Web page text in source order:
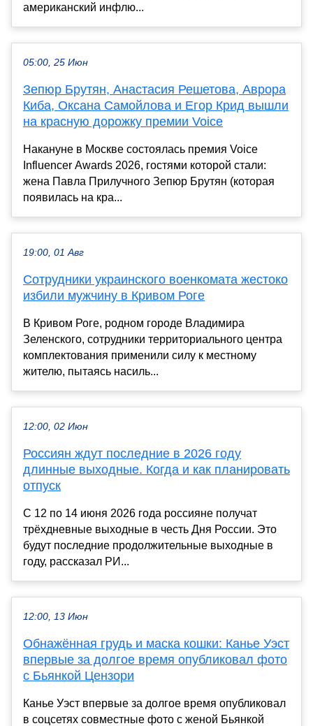
американский инфлю...
05:00, 25 Июн
Зепюр Брутян, Анастасия Решетова, Аврора
Киба, Оксана Самойлова и Егор Крид вышли
на красную дорожку премии Voice
Накануне в Москве состоялась премия Voice
Influencer Awards 2026, гостями которой стали:
жена Павла Прилучного Зепюр Брутян (которая
появилась на кра...
19:00, 01 Авг
Сотрудники украинского военкомата жестоко
избили мужчину в Кривом Роге
В Кривом Роге, родном городе Владимира
Зеленского, сотрудники территориального центра
комплектования применили силу к местному
жителю, пытаясь насиль...
12:00, 02 Июн
Россиян ждут последние в 2026 году
длинные выходные. Когда и как планировать
отпуск
С 12 по 14 июня 2026 года россияне получат
трёхдневные выходные в честь Дня России. Это
будут последние продолжительные выходные в
году, рассказал РИ...
12:00, 13 Июн
Обнажённая грудь и маска кошки: Канье Уэст
впервые за долгое время опубликовал фото
с Бьянкой Цензори
Канье Уэст впервые за долгое время опубликовал
в соцсетях совместные фото с женой Бьянкой